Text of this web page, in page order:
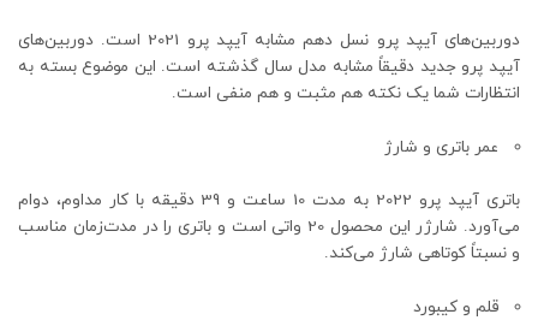
دوربین‌های آیپد پرو نسل دهم مشابه آیپد پرو 2021 است. دوربین‌های
آیپد پرو جدید دقیقاً مشابه مدل سال گذشته است. این موضوع بسته به
انتظارات شما یک نکته هم مثبت و هم منفی است.
عمر باتری و شارژ
باتری آیپد پرو 2022 به مدت 10 ساعت و 39 دقیقه با کار مداوم، دوام
می‌آورد. شارژر این محصول 20 واتی است و باتری را در مدت‌زمان مناسب
و نسبتاً کوتاهی شارژ می‌کند.
قلم و کیبورد